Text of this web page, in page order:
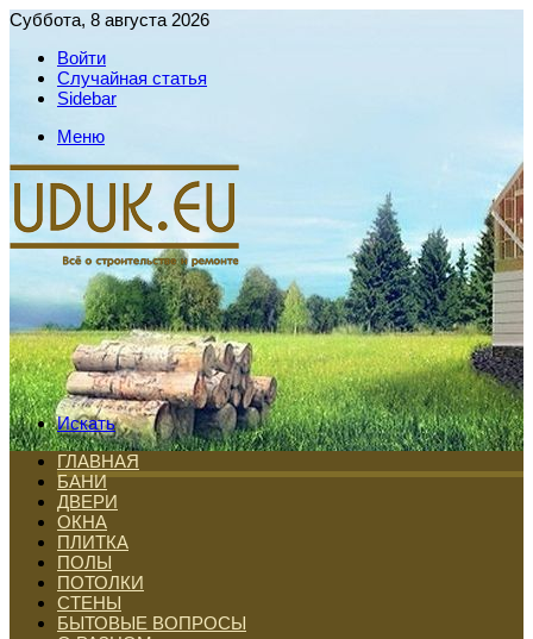
Суббота, 8 августа 2026
Войти
Случайная статья
Sidebar
Меню
Искать
ГЛАВНАЯ
БАНИ
ДВЕРИ
ОКНА
ПЛИТКА
ПОЛЫ
ПОТОЛКИ
СТЕНЫ
БЫТОВЫЕ ВОПРОСЫ